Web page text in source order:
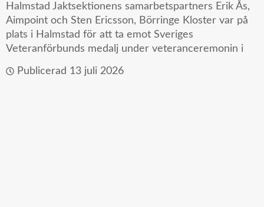
Halmstad Jaktsektionens samarbetspartners Erik Ås,
Aimpoint och Sten Ericsson, Börringe Kloster var på
plats i Halmstad för att ta emot Sveriges
Veteranförbunds medalj under veteranceremonin i
Publicerad 13 juli 2026